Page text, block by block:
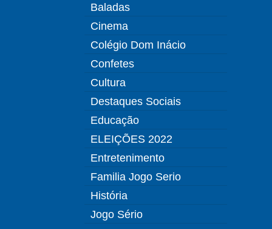
Baladas
Cinema
Colégio Dom Inácio
Confetes
Cultura
Destaques Sociais
Educação
ELEIÇÕES 2022
Entretenimento
Familia Jogo Serio
História
Jogo Sério